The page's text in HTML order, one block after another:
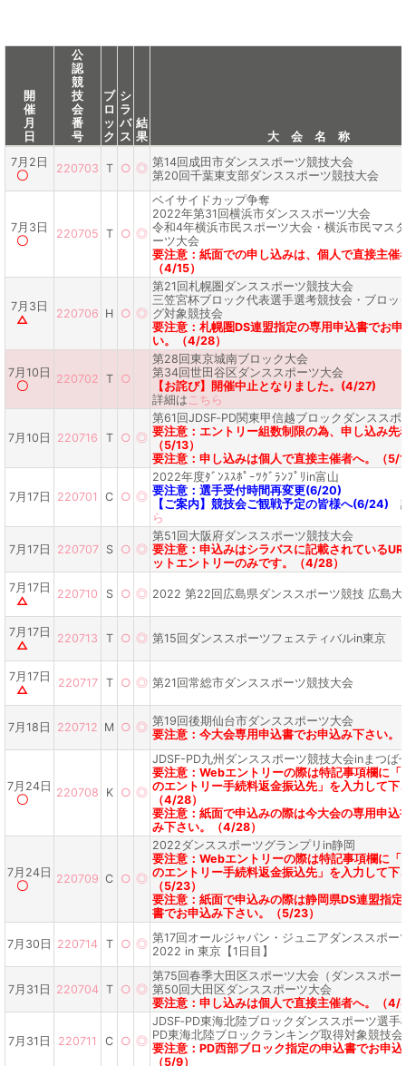
開
催
月
日
公
認
競
技
会
番
号
ブ
ロ
ッ
ク
シ
ラ
バ
ス
結
果
大 会 名 称
7月2日
〇
220703 T ○ ◎ 第14回成田市ダンススポーツ競技大会
第20回千葉東支部ダンススポーツ競技大会
7月3日
〇
220705 T ○ ◎
ベイサイドカップ争奪
2022年第31回横浜市ダンススポーツ大会
令和4年横浜市民スポーツ大会・横浜市民マス
ーツ大会
要注意：紙面での申し込みは、個人で直接主催
（4/15）
7月3日
△
220706 H ○ ◎
第21回札幌圏ダンススポーツ競技大会
三笠宮杯ブロック代表選手選考競技会・ブロッ
グ対象競技会
要注意：札幌圏DS連盟指定の専用申込書でお
い。（4/28）
7月10日
〇
220702 T ○
第28回東京城南ブロック大会
第34回世田谷区ダンススポーツ大会
【お詫び】開催中止となりました。(4/27)
詳細は こちら
7月10日 220716 T ○ ◎
第61回JDSF‐PD関東甲信越ブロックダンススポ
要注意：エントリー組数制限の為、申し込み先
（5/13）
要注意：申し込みは個人で直接主催者へ。（5/
7月17日 220701 C ○ ◎
2022年度ﾀﾞﾝｽｽﾎﾟｰﾂｸﾞﾗﾝﾌﾟﾘin富山
要注意：選手受付時間再変更(6/20)
【ご案内】競技会ご観戦予定の皆様へ(6/24)
ら
7月17日 220707 S ○ ◎
第51回大阪府ダンススポーツ競技大会
要注意：申込みはシラバスに記載されている
ットエントリーのみです。（4/28）
7月17日
△
220710 S ○ ◎ 2022 第22回広島県ダンススポーツ競技 広島大
7月17日
△
220713 T ○ ◎ 第15回ダンススポーツフェスティバルin東京
7月17日
△
220717 T ○ ◎ 第21回常総市ダンススポーツ競技大会
7月18日 220712 M ○ ◎ 第19回後期仙台市ダンススポーツ大会
要注意：今大会専用申込書でお申込み下さい。
7月24日
〇
220708 K ○ ◎
JDSF-PD九州ダンススポーツ競技大会inまつば
要注意：Webエントリーの際は特記事項欄に「
のエントリー手続料返金振込先」を入力して下
（4/28）
要注意：紙面で申込みの際は今大会の専用申込
み下さい。（4/28）
7月24日
〇
220709 C ○ ◎
2022ダンススポーツグランプリin静岡
要注意：Webエントリーの際は特記事項欄に「
のエントリー手続料返金振込先」を入力して下
（5/23）
要注意：紙面で申込みの際は静岡県DS連盟指
書でお申込み下さい。（5/23）
7月30日 220714 T ○ ◎ 第17回オールジャパン・ジュニアダンススポー
2022 in 東京【1日目】
7月31日 220704 T ○ ◎
第75回春季大田区スポーツ大会（ダンススポー
第50回大田区ダンススポーツ大会
要注意：申し込みは個人で直接主催者へ。（4/
7月31日 220711 C ○ ◎
JDSF‐PD東海北陸ブロックダンススポーツ選手
PD東海北陸ブロックランキング取得対象競技会
要注意：PD西部ブロック指定の申込書でお申
（5/9）